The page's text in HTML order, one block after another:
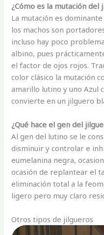
¿Cómo es la mutación del
La mutación es
los machos son
incluso hay poco
albino, pues
el factor de ojos rojos.
color clásico la mutación
amarillo lutino y uno Azul
convierte en un jilguero
¿Qué hace el gen del
Al gen del lutino se le
disminuir y controlar e
eumelanina negra,
ocasión de replantear el
eliminación total a la
ligero pero muy claro
Otros tipos de jilgueros